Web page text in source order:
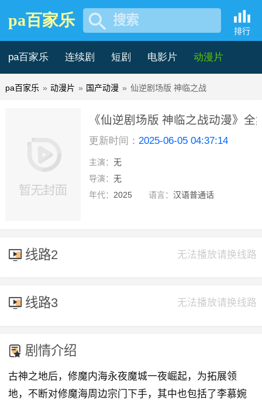
pa百家乐 搜索
排行
pa百家乐 连续剧 短剧 电影片 动漫片
记录片 综艺片
pa百家乐 » 动漫片 » 国产动漫 » 仙逆剧场版 神临之战
《仙逆剧场版 神临之战动漫》全
在线观看 -pa百家乐
更新时间： 2025-06-05 04:37:14
主演： 无
导演： 无
年代： 2025 语言： 汉语普通话
线路2 无法播放请换线路
线路3 无法播放请换线路
剧情介绍
古神之地后，修魔内海永夜魔城一夜崛起，为拓展领
地，不断对修魔海周边宗门下手，其中也包括了李慕婉